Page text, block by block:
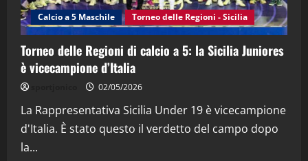
4
(Martedi 14 Aprile 2026)
15/04/2026
"SportEmpire" in Podcast
“SportEmpire” in Podcast: 26^ Puntata
08/04/2026
Calcio a 5 Maschile Torneo delle Regioni - Sicilia
Torneo delle Regioni di calcio a 5: la Sicilia Juniores
è vicecampione d’Italia
02/05/2026
La Rappresentativa Sicilia Under 19 è vicecampione
d'Italia. È stato questo il verdetto del campo dopo
la...